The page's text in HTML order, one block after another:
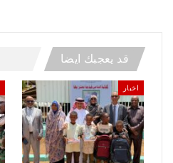
قد يعجبك ايضا
اخبار